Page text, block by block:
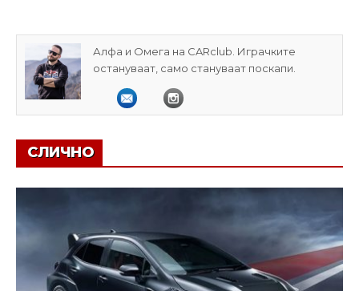
Алфа и Омега на CARclub. Играчките
остануваат, само стануваат поскапи.
СЛИЧНО